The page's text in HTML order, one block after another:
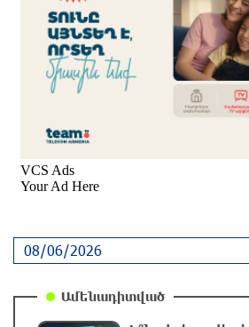
ՌԴ-ն պատրաստ է
երկաթուղիների
Օվերչուկ
Հայաստանի
Իսրայելի ՊԲ-ն
«Հըզբոլլահ»-ի
Ամենադիտված